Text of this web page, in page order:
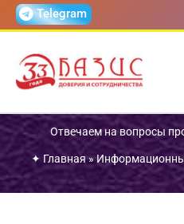
ПерейтиTelegram
Отвечаем на вопросы
✦ Главная»